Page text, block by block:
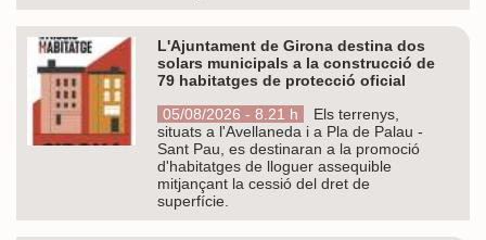
L'Ajuntament de Girona destina dos
solars municipals a la construcció de
79 habitatges de protecció oficial
05/08/2026 - 8.21 h
Els terrenys,
situats a l'Avellaneda i a Pla de Palau -
Sant Pau, es destinaran a la promoció
d'habitatges de lloguer assequible
mitjançant la cessió del dret de
superfície.